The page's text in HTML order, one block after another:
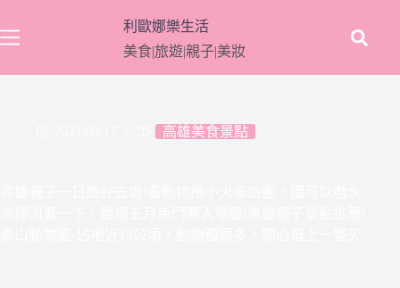
至
要
利歐娜樂生活
美食|旅遊|親子|美妝
高雄美食景點